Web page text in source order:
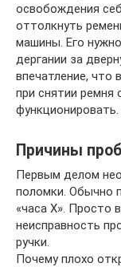
освобождения
оттолкнуть
машины. Его
дергании за
впечатление, что
при снятии ремня
функционировать.
Причины
Первым делом
поломки. Обычно
«часа Х». Просто
неисправность
ручки.
Почему плохо